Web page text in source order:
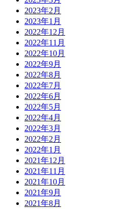
2023年2月
2023年1月
2022年12月
2022年11月
2022年10月
2022年9月
2022年8月
2022年7月
2022年6月
2022年5月
2022年4月
2022年3月
2022年2月
2022年1月
2021年12月
2021年11月
2021年10月
2021年9月
2021年8月